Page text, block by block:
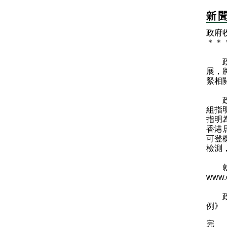
政府
＊
＊
政
展，
緊相
政
組指
指明
香港
可登
檢測
就
政
例》
完